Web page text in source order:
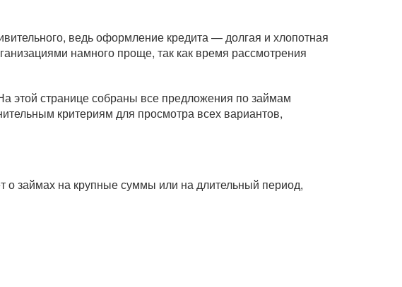
ведь оформление кредита — долгая и хлопотная
намного проще, так как время рассмотрения
этой странице собраны все предложения по займам
критериям для просмотра всех вариантов,
о займах на крупные суммы или на длительный период,